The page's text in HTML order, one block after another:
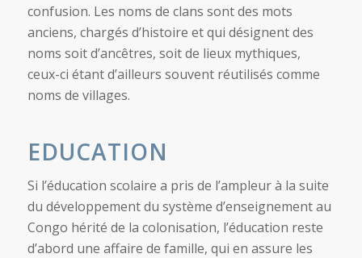
confusion. Les noms de clans sont des mots
anciens, chargés d’histoire et qui désignent des
noms soit d’ancêtres, soit de lieux mythiques,
ceux-ci étant d’ailleurs souvent réutilisés comme
noms de villages.
EDUCATION
Si l’éducation scolaire a pris de l’ampleur à la suite
du développement du système d’enseignement au
Congo hérité de la colonisation, l’éducation reste
d’abord une affaire de famille, qui en assure les